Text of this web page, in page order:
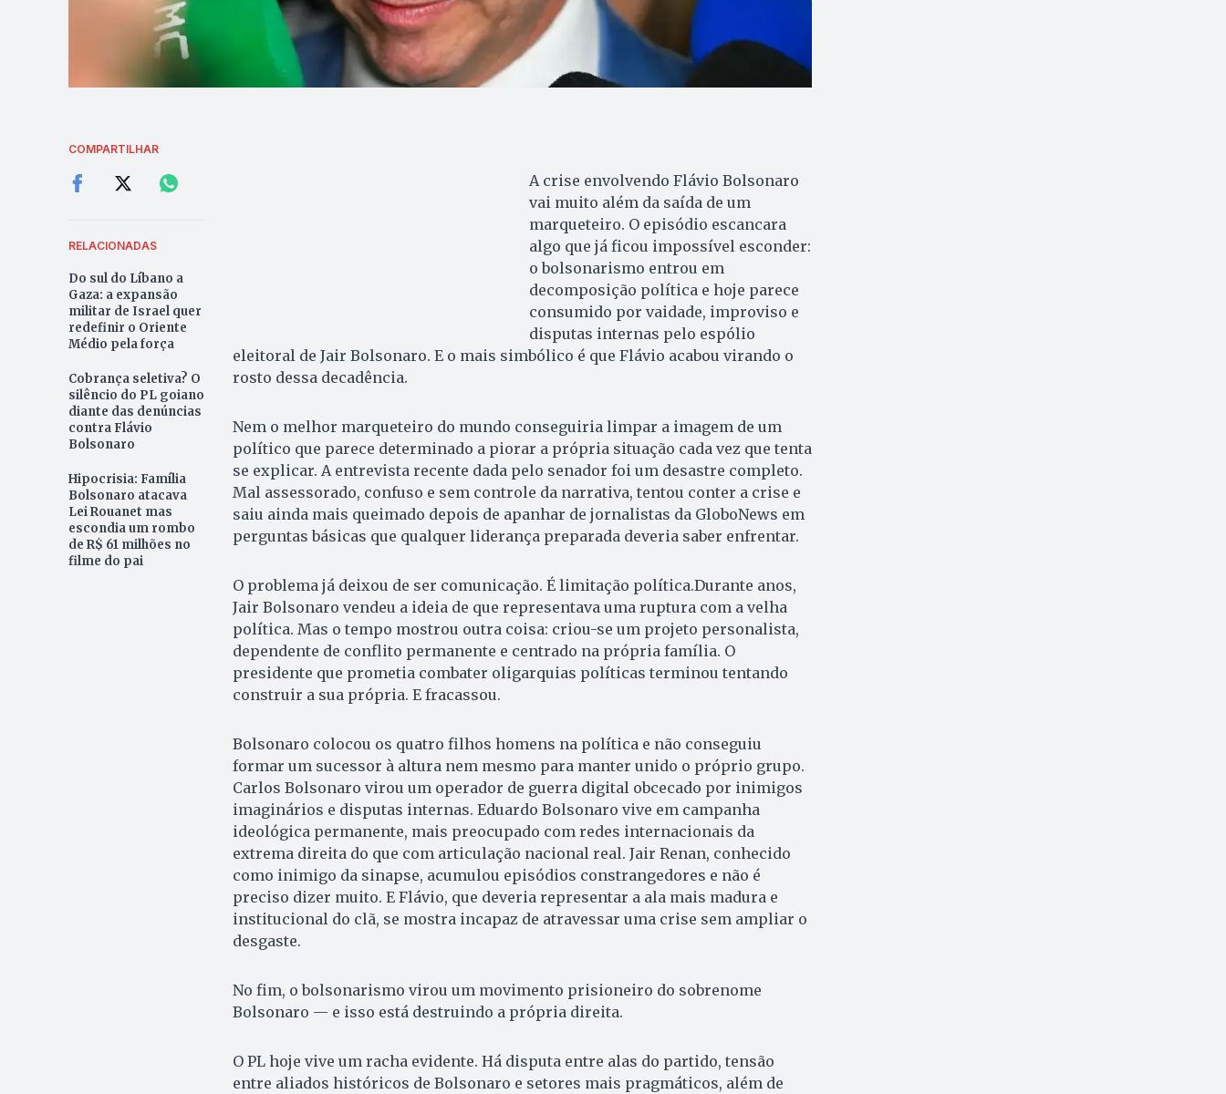
COMPARTILHAR
RELACIONADAS
Do sul do Líbano a
Gaza: a expansão
militar de Israel quer
redefinir o Oriente
Médio pela força
Cobrança seletiva? O
silêncio do PL goiano
diante das denúncias
contra Flávio
Bolsonaro
Hipocrisia: Família
Bolsonaro atacava
Lei Rouanet mas
escondia um rombo
de R$ 61 milhões no
filme do pai
A crise envolvendo Flávio Bolsonaro
vai muito além da saída de um
marqueteiro. O episódio escancara
algo que já ficou impossível esconder:
o bolsonarismo entrou em
decomposição política e hoje parece
consumido por vaidade, improviso e
disputas internas pelo espólio
eleitoral de Jair Bolsonaro. E o mais simbólico é que Flávio acabou virando o
rosto dessa decadência.
Nem o melhor marqueteiro do mundo conseguiria limpar a imagem de um
político que parece determinado a piorar a própria situação cada vez que tenta
se explicar. A entrevista recente dada pelo senador foi um desastre completo.
Mal assessorado, confuso e sem controle da narrativa, tentou conter a crise e
saiu ainda mais queimado depois de apanhar de jornalistas da GloboNews em
perguntas básicas que qualquer liderança preparada deveria saber enfrentar.
O problema já deixou de ser comunicação. É limitação política.Durante anos,
Jair Bolsonaro vendeu a ideia de que representava uma ruptura com a velha
política. Mas o tempo mostrou outra coisa: criou-se um projeto personalista,
dependente de conflito permanente e centrado na própria família. O
presidente que prometia combater oligarquias políticas terminou tentando
construir a sua própria. E fracassou.
Bolsonaro colocou os quatro filhos homens na política e não conseguiu
formar um sucessor à altura nem mesmo para manter unido o próprio grupo.
Carlos Bolsonaro virou um operador de guerra digital obcecado por inimigos
imaginários e disputas internas. Eduardo Bolsonaro vive em campanha
ideológica permanente, mais preocupado com redes internacionais da
extrema direita do que com articulação nacional real. Jair Renan, conhecido
como inimigo da sinapse, acumulou episódios constrangedores e não é
preciso dizer muito. E Flávio, que deveria representar a ala mais madura e
institucional do clã, se mostra incapaz de atravessar uma crise sem ampliar o
desgaste.
No fim, o bolsonarismo virou um movimento prisioneiro do sobrenome
Bolsonaro — e isso está destruindo a própria direita.
O PL hoje vive um racha evidente. Há disputa entre alas do partido, tensão
entre aliados históricos de Bolsonaro e setores mais pragmáticos, além de